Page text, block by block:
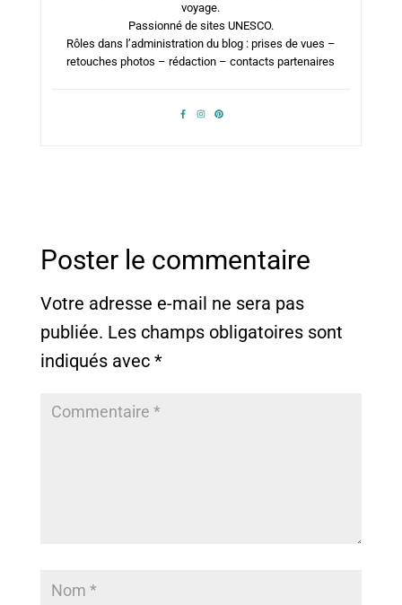
voyage.
Passionné de sites UNESCO.
Rôles dans l’administration du blog : prises de vues –
retouches photos – rédaction – contacts partenaires
Poster le commentaire
Votre adresse e-mail ne sera pas
publiée. Les champs obligatoires sont
indiqués avec *